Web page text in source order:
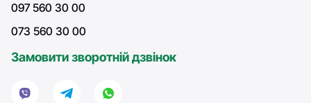
097 560 30 00
073 560 30 00
Замовити зворотній дзвінок